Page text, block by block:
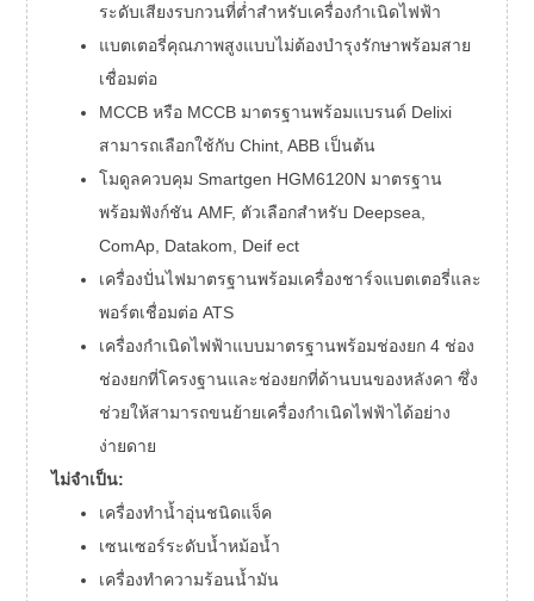
ระดับเสียงรบกวนที่ต่ำสำหรับเครื่องกำเนิดไฟฟ้า
แบตเตอรี่คุณภาพสูงแบบไม่ต้องบำรุงรักษาพร้อมสาย
เชื่อมต่อ
MCCB หรือ MCCB มาตรฐานพร้อมแบรนด์ Delixi
สามารถเลือกใช้กับ Chint, ABB เป็นต้น
โมดูลควบคุม Smartgen HGM6120N มาตรฐาน
พร้อมฟังก์ชัน AMF, ตัวเลือกสำหรับ Deepsea,
ComAp, Datakom, Deif ect
เครื่องปั่นไฟมาตรฐานพร้อมเครื่องชาร์จแบตเตอรี่และ
พอร์ตเชื่อมต่อ ATS
เครื่องกำเนิดไฟฟ้าแบบมาตรฐานพร้อมช่องยก 4 ช่อง
ช่องยกที่โครงฐานและช่องยกที่ด้านบนของหลังคา ซึ่ง
ช่วยให้สามารถขนย้ายเครื่องกำเนิดไฟฟ้าได้อย่าง
ง่ายดาย
ไม่จำเป็น:
เครื่องทำน้ำอุ่นชนิดแจ็ค
เซนเซอร์ระดับน้ำหม้อน้ำ
เครื่องทำความร้อนน้ำมัน